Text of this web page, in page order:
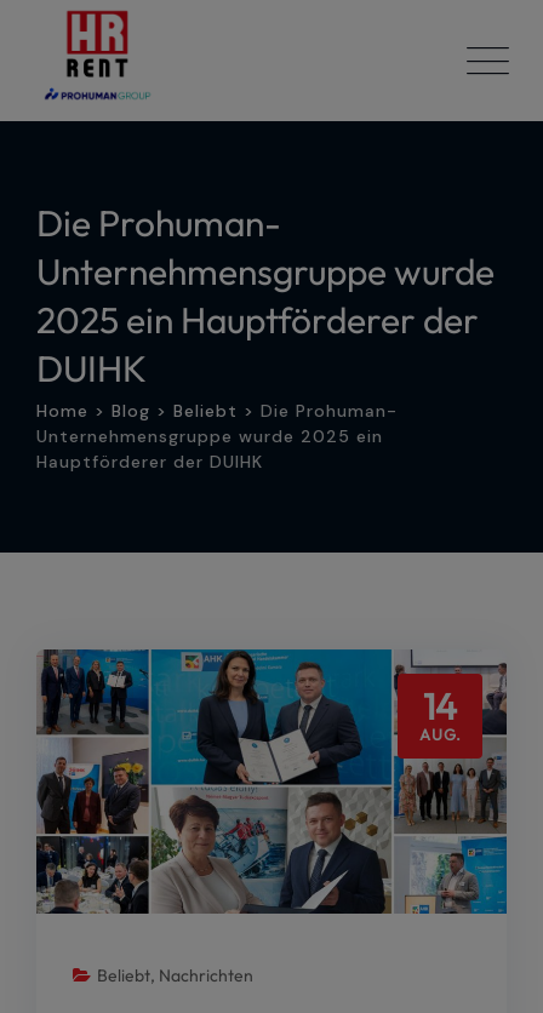
Die Prohuman-
Unternehmensgruppe wurde
2025 ein Hauptförderer der
DUIHK
Home > Blog > Beliebt > Die Prohuman-
Unternehmensgruppe wurde 2025 ein
Hauptförderer der DUIHK
14
AUG.
Beliebt, Nachrichten